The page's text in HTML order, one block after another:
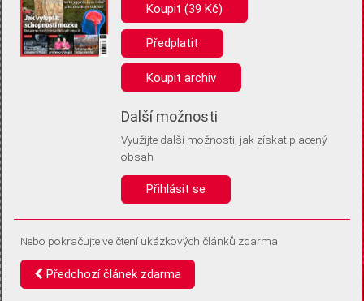
Pro základní fungování webu nepotřebujeme ukládat žádné informace
(tzv. cookies apod.). Rádi bychom vás ale požádali o souhlas s
uložením volitelných informací:
Anonymní unikátní ID
Díky němu příště poznáme, že se jedná o stejné zařízení, a
Identifikátor je zcela anonymní.
Vaše souhlasy a odmítnutí si ukládáme do vašeho zařízení, abychom se
vás už příště znovu neptali. Můžete je kdykoli později upravit ve Správě
Koupit (39 Kč)
Předplatit
Koupit archiv
Další možnosti
Využijte další možnosti, jak získat placený
obsah
Přihlásit se
Nebo pokračujte ve čtení ukázkových článků zdarma
Předchozí článek zdarma